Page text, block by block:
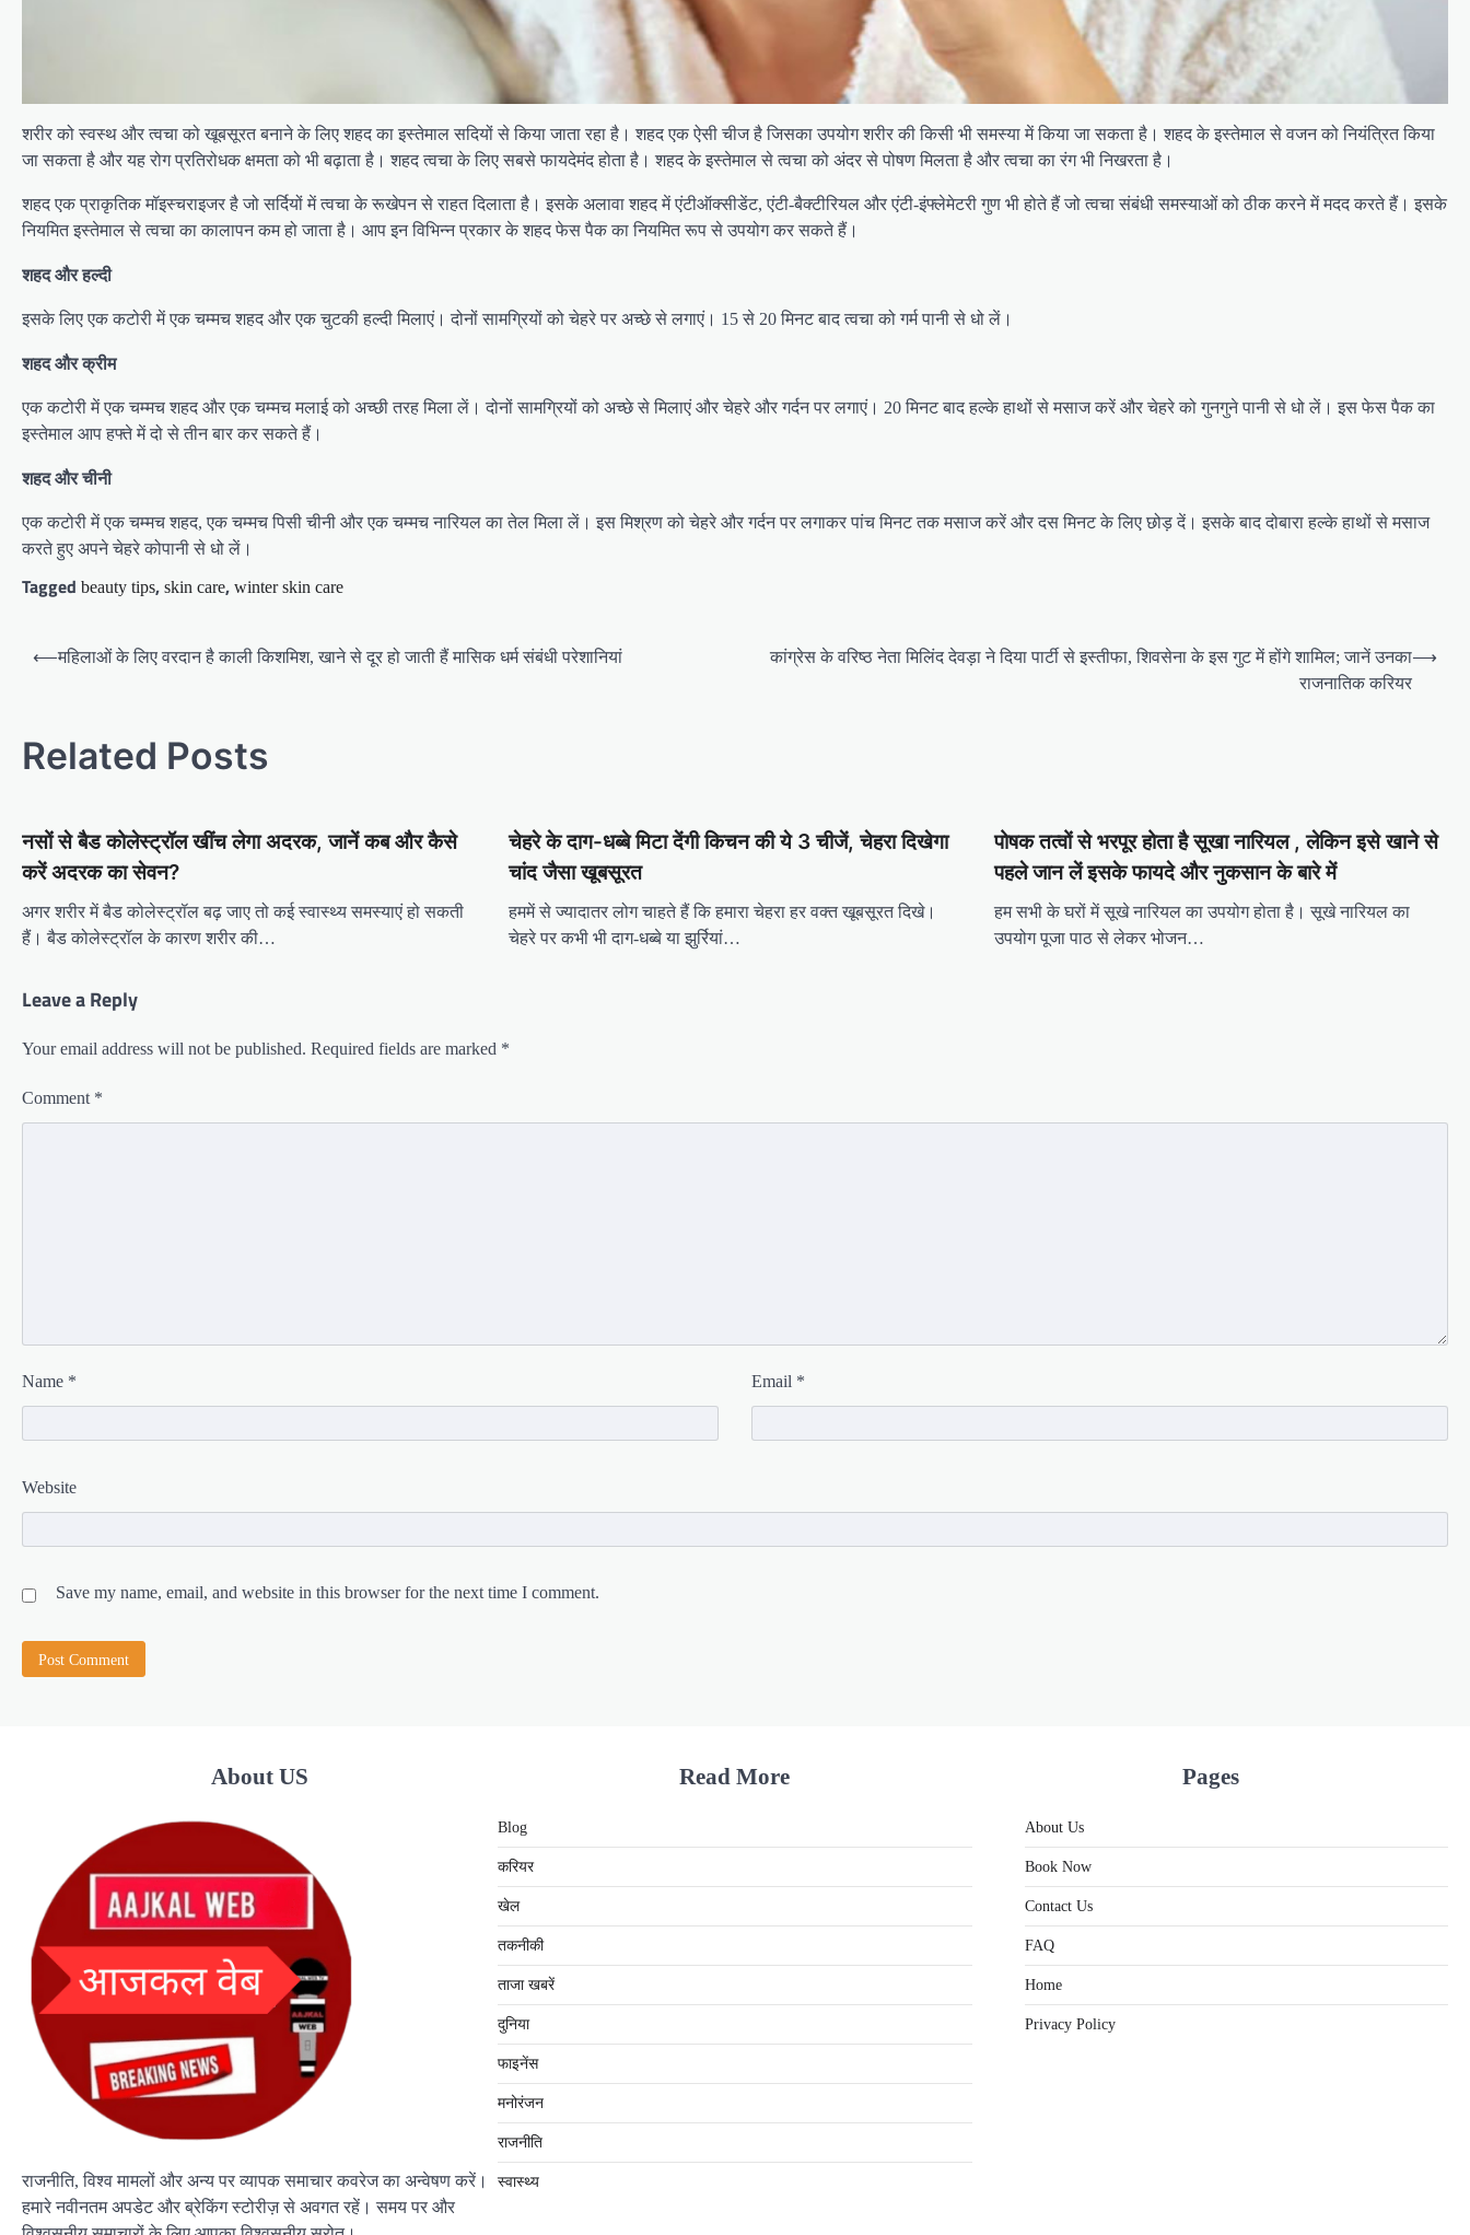
शरीर को स्वस्थ और त्वचा को खूबसूरत बनाने के लिए शहद का इस्तेमाल सदियों से किया जाता रहा है। शहद एक ऐसी चीज है जिसका उपयोग शरीर की किसी भी समस्या में किया जा सकता है। शहद के इस्तेमाल से वजन को नियंत्रित किया
जा सकता है और यह रोग प्रतिरोधक क्षमता को भी बढ़ाता है। शहद त्वचा के लिए सबसे फायदेमंद होता है। शहद के इस्तेमाल से त्वचा को अंदर से पोषण मिलता है और त्वचा का रंग भी निखरता है।
शहद एक प्राकृतिक मॉइस्चराइजर है जो सर्दियों में त्वचा के रूखेपन से राहत दिलाता है। इसके अलावा शहद में एंटीऑक्सीडेंट, एंटी-बैक्टीरियल और एंटी-इंफ्लेमेटरी गुण भी होते हैं जो त्वचा संबंधी समस्याओं को ठीक करने में मदद करते हैं। इसके
नियमित इस्तेमाल से त्वचा का कालापन कम हो जाता है। आप इन विभिन्न प्रकार के शहद फेस पैक का नियमित रूप से उपयोग कर सकते हैं।
शहद और हल्दी
इसके लिए एक कटोरी में एक चम्मच शहद और एक चुटकी हल्दी मिलाएं। दोनों सामग्रियों को चेहरे पर अच्छे से लगाएं। 15 से 20 मिनट बाद त्वचा को गर्म पानी से धो लें।
शहद और क्रीम
एक कटोरी में एक चम्मच शहद और एक चम्मच मलाई को अच्छी तरह मिला लें। दोनों सामग्रियों को अच्छे से मिलाएं और चेहरे और गर्दन पर लगाएं। 20 मिनट बाद हल्के हाथों से मसाज करें और चेहरे को गुनगुने पानी से धो लें। इस फेस पैक का
इस्तेमाल आप हफ्ते में दो से तीन बार कर सकते हैं।
शहद और चीनी
एक कटोरी में एक चम्मच शहद, एक चम्मच पिसी चीनी और एक चम्मच नारियल का तेल मिला लें। इस मिश्रण को चेहरे और गर्दन पर लगाकर पांच मिनट तक मसाज करें और दस मिनट के लिए छोड़ दें। इसके बाद दोबारा हल्के हाथों से मसाज
करते हुए अपने चेहरे कोपानी से धो लें।
Tagged beauty tips, skin care, winter skin care
Post
⟵महिलाओं के लिए वरदान है काली किशमिश, खाने से दूर हो जाती हैं मासिक धर्म संबंधी परेशानियां
कांग्रेस के वरिष्ठ नेता मिलिंद देवड़ा ने दिया पार्टी से इस्तीफा, शिवसेना के इस गुट में होंगे शामिल; जानें उनका
राजनातिक करियर
⟶
Related Posts
नसों से बैड कोलेस्ट्रॉल खींच लेगा अदरक, जानें कब और कैसे
करें अदरक का सेवन?
अगर शरीर में बैड कोलेस्ट्रॉल बढ़ जाए तो कई स्वास्थ्य समस्याएं हो सकती
हैं। बैड कोलेस्ट्रॉल के कारण शरीर की…
चेहरे के दाग-धब्बे मिटा देंगी किचन की ये 3 चीजें, चेहरा दिखेगा
चांद जैसा खूबसूरत
हममें से ज्यादातर लोग चाहते हैं कि हमारा चेहरा हर वक्त खूबसूरत दिखे।
चेहरे पर कभी भी दाग-धब्बे या झुर्रियां…
पोषक तत्वों से भरपूर होता है सूखा नारियल , लेकिन इसे खाने से
पहले जान लें इसके फायदे और नुकसान के बारे में
हम सभी के घरों में सूखे नारियल का उपयोग होता है। सूखे नारियल का
उपयोग पूजा पाठ से लेकर भोजन…
Leave a Reply
Your email address will not be published. Required fields are marked *
Comment *
Name * Email *
Website
Save my name, email, and website in this browser for the next time I comment.
About US
राजनीति, विश्व मामलों और अन्य पर व्यापक समाचार कवरेज का अन्वेषण करें।
हमारे नवीनतम अपडेट और ब्रेकिंग स्टोरीज़ से अवगत रहें। समय पर और
Read More
Blog
करियर
खेल
तकनीकी
ताजा खबरें
दुनिया
फाइनेंस
मनोरंजन
राजनीति
स्वास्थ्य
Pages
About Us
Book Now
Contact Us
FAQ
Home
Privacy Policy